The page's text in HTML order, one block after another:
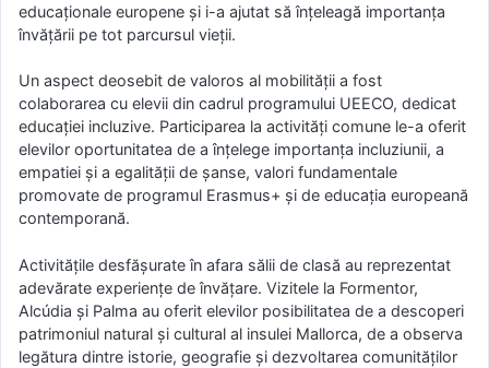
educaționale europene și i-a ajutat să înțeleagă importanța
învățării pe tot parcursul vieții.
Un aspect deosebit de valoros al mobilității a fost
colaborarea cu elevii din cadrul programului UEECO, dedicat
educației incluzive. Participarea la activități comune le-a oferit
elevilor oportunitatea de a înțelege importanța incluziunii, a
empatiei și a egalității de șanse, valori fundamentale
promovate de programul Erasmus+ și de educația europeană
contemporană.
Activitățile desfășurate în afara sălii de clasă au reprezentat
adevărate experiențe de învățare. Vizitele la Formentor,
Alcúdia și Palma au oferit elevilor posibilitatea de a descoperi
patrimoniul natural și cultural al insulei Mallorca, de a observa
legătura dintre istorie, geografie și dezvoltarea comunităților